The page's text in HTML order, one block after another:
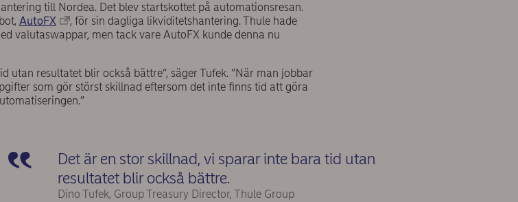
till Nordea. Det blev startskottet på automationsresan.
AutoFX
, för sin dagliga likviditetshantering. Thule hade
valutaswappar, men tack vare AutoFX kunde denna nu
utan resultatet blir också bättre”, säger Tufek. ”När man jobbar
som gör störst skillnad eftersom det inte finns tid att göra
Det är en stor skillnad, vi sparar inte bara tid utan
resultatet blir också bättre.
Dino Tufek, Group Treasury Director, Thule Group